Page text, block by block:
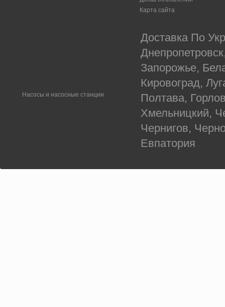
Карта сайта
Насосы и насосные станции
Доставка По
Запорожье,
Кировоград,
Полтава,
Хмельницкий,
Чернигов,
Евпатория